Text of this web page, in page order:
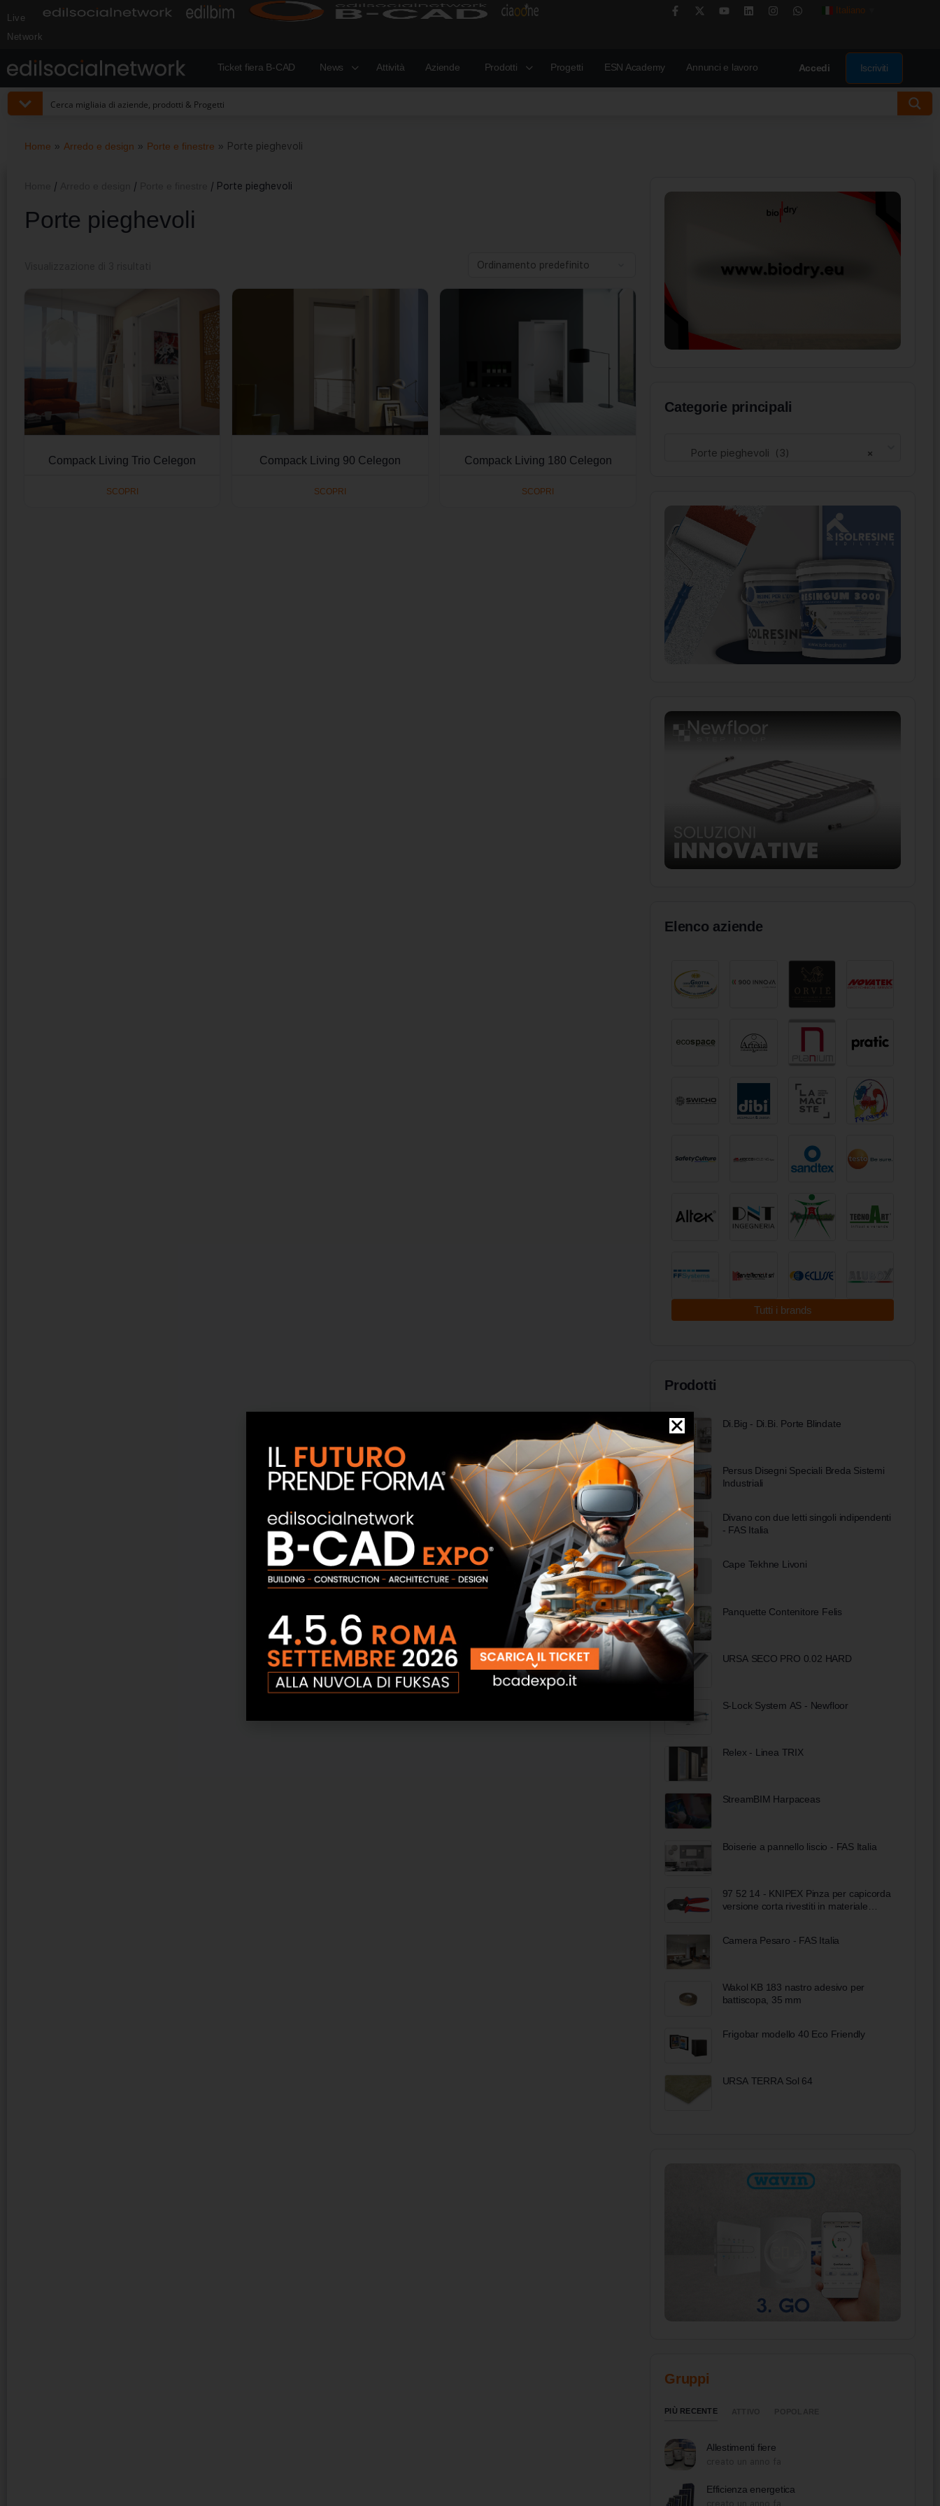
Live
Network
Italiano
Ticket fiera B-CAD News Attività Aziende Prodotti Progetti ESN Academy Annunci e lavoro Accedi Iscriviti
Home » Arredo e design » Porte e finestre » Porte pieghevoli
/ / / Porte pieghevoli
Porte pieghevoli
Compack Living Trio Celegon
SCOPRI
Compack Living 90 Celegon
SCOPRI
Compack Living 180 Celegon
SCOPRI
Categorie principali
×
Porte pieghevoli (3)
Elenco aziende
Tutti i brands
Prodotti
Di.Big - Di.Bi. Porte Blindate
Persus Disegni Speciali Breda Sistemi
Industriali
Divano con due letti singoli indipendenti
- FAS Italia
Cape Tekhne Livoni
Panquette Contenitore Felis
URSA SECO PRO 0.02 HARD
S-Lock System AS - Newfloor
Relex - Linea TRIX
StreamBIM Harpaceas
Boiserie a pannello liscio - FAS Italia
97 52 14 - KNIPEX Pinza per capicorda
versione corta rivestiti in materiale
Camera Pesaro - FAS Italia
Wakol KB 183 nastro adesivo per
battiscopa, 35 mm
Frigobar modello 40 Eco Friendly
URSA TERRA Sol 64
Gruppi
PIÙ RECENTE
Allestimenti fiere
Efficienza energetica